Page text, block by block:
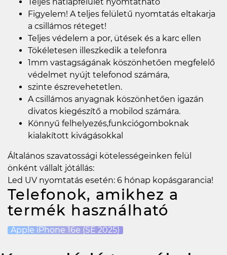
Figyelem! A teljes felületű nyomtatás eltakarja
a csillámos réteget!
Teljes védelem a por, ütések és a karc ellen
Tökéletesen illeszkedik a telefonra
1mm vastagságának köszönhetően megfelelő
védelmet nyújt telefonod számára,
szinte észrevehetetlen.
A csillámos anyagnak köszönhetően igazán
divatos kiegészítő a mobilod számára.
Könnyű felhelyezés,funkciógomboknak
kialakított kivágásokkal
Általános szavatossági kötelességeinken felül
önként vállalt jótállás:
Led UV nyomtatás esetén: 6 hónap kopásgarancia!
Telefonok, amikhez a
termék használható
Apple iPhone 16e (SE 2025)